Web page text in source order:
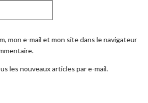
mon e-mail et mon site dans le navigateur
les nouveaux articles par e-mail.